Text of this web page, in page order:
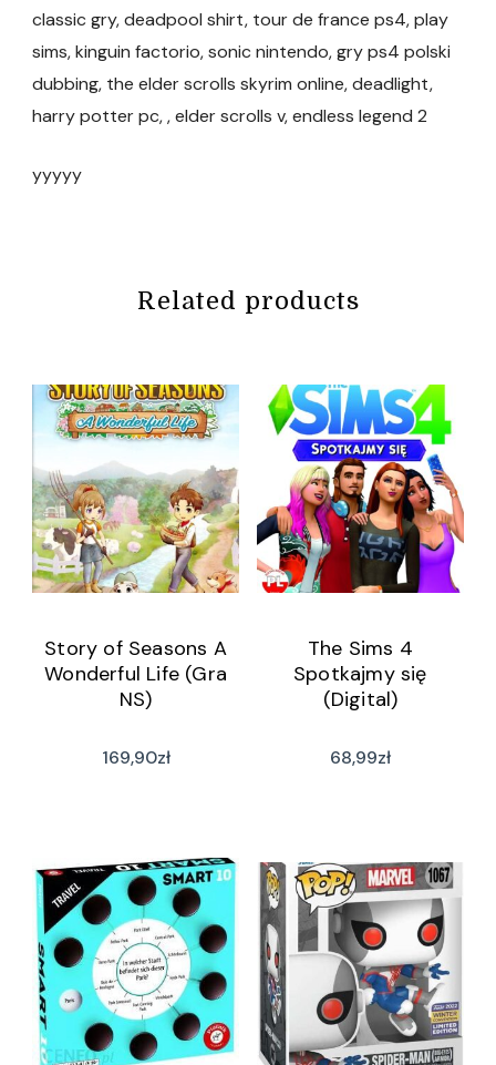
classic gry, deadpool shirt, tour de france ps4, play
sims, kinguin factorio, sonic nintendo, gry ps4 polski
dubbing, the elder scrolls skyrim online, deadlight,
harry potter pc, , elder scrolls v, endless legend 2
yyyyy
Related products
Story of Seasons A
Wonderful Life (Gra
NS)
169,90zł
The Sims 4
Spotkajmy się
(Digital)
68,99zł